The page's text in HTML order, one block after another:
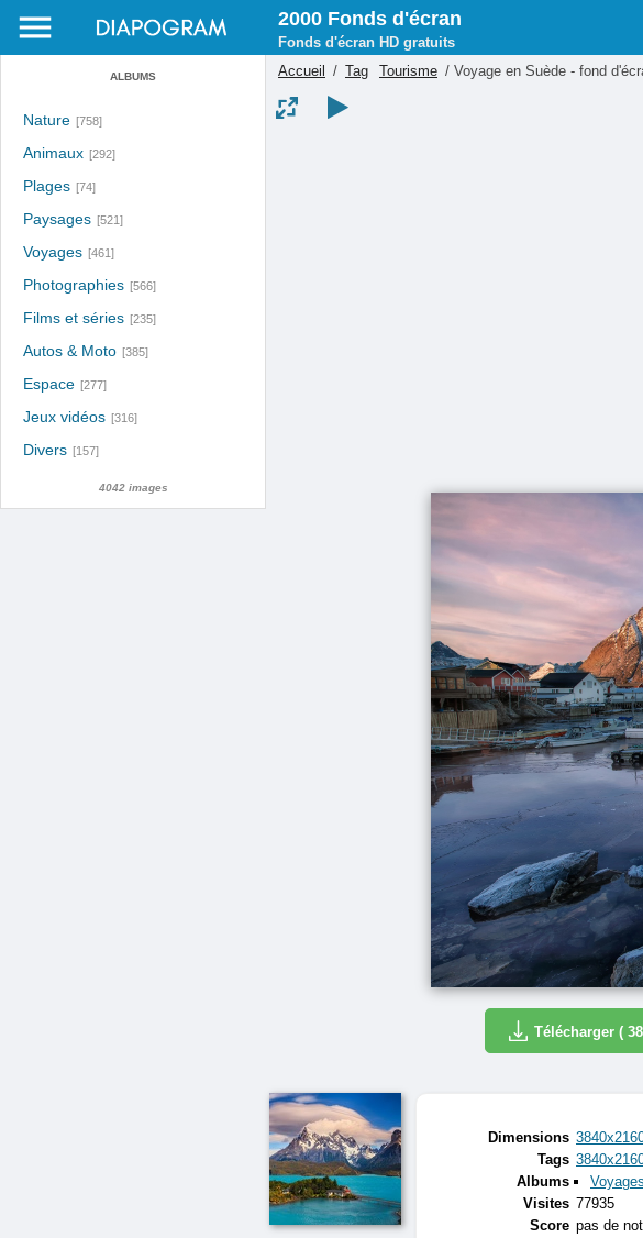
ALBUMS
Nature [758]
Animaux [292]
Plages [74]
Paysages [521]
Voyages [461]
Photographies [566]
Films et séries [235]
Autos & Moto [385]
Espace [277]
Jeux vidéos [316]
Divers [157]
4042 images
2000 Fonds d'écran
Fonds d'écran HD gratuits
Accueil
/ Tag Tourisme / Voyage en Suède - fond
Télécharger (
Dimensions
Tags
Albums
Voyages
Visites 77935
Score pas de